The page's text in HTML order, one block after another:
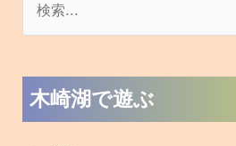
象
木崎湖で遊ぶ